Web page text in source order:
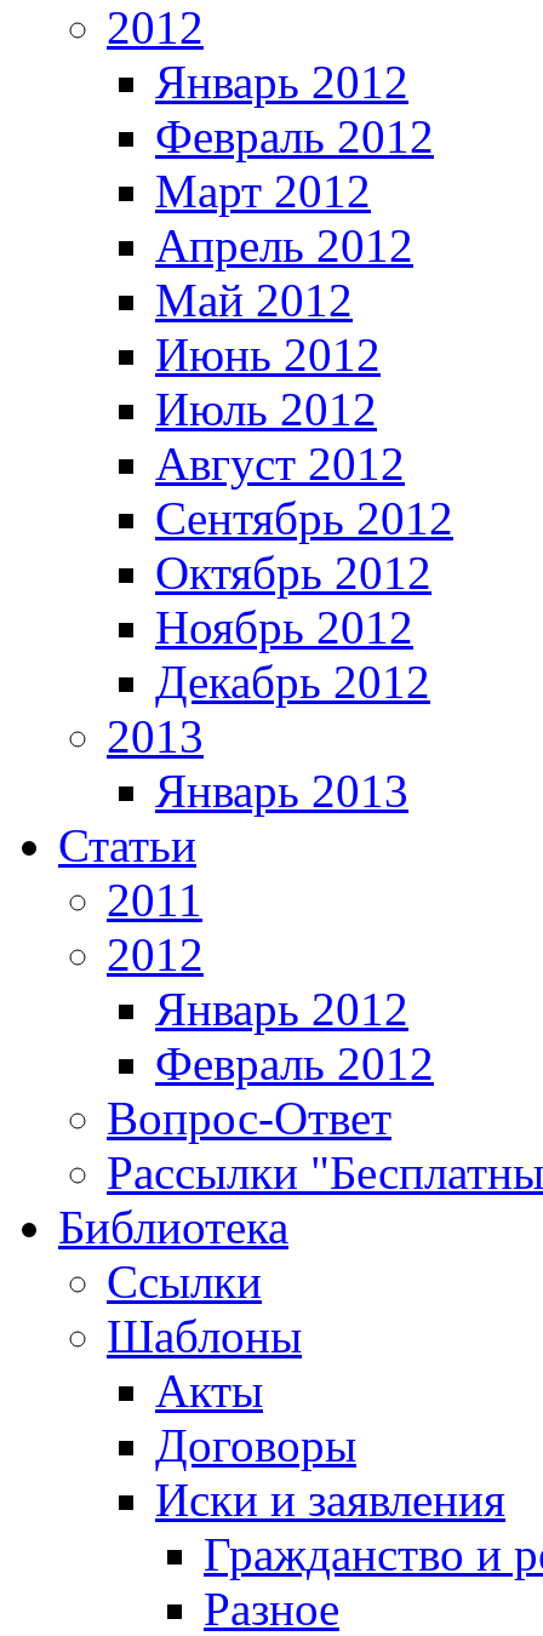
2012
Январь 2012
Февраль 2012
Март 2012
Апрель 2012
Май 2012
Июнь 2012
Июль 2012
Август 2012
Сентябрь 2012
Октябрь 2012
Ноябрь 2012
Декабрь 2012
2013
Январь 2013
Статьи
2011
2012
Январь 2012
Февраль 2012
Вопрос-Ответ
Рассылки
Библиотека
Ссылки
Шаблоны
Акты
Договоры
Иски и заявления
Гражданство и
Разное